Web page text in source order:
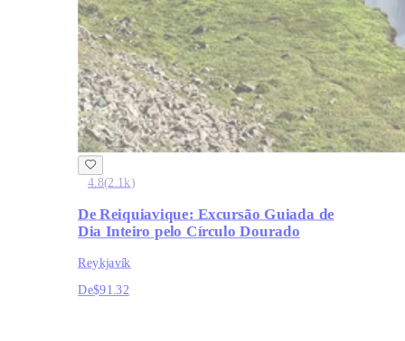
4.8(2.1k)
De Reiquiavique: Excursão Guiada de
Dia Inteiro pelo Círculo Dourado
Reykjavík
De$91.32